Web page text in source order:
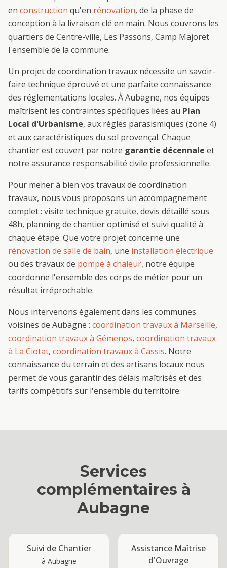
en construction qu'en rénovation, de la phase de
conception à la livraison clé en main. Nous couvrons les
quartiers de Centre-ville, Les Passons, Camp Majoret
l'ensemble de la commune.
Un projet de coordination travaux nécessite un savoir-
faire technique éprouvé et une parfaite connaissance
des réglementations locales. ÀAubagne, nos équipes
maîtrisent les contraintes spécifiques liées au Plan
Local d'Urbanisme, aux règles parasismiques (zone 4)
et aux caractéristiques du sol provençal. Chaque
chantier est couvert par notre garantie décennale et
notre assurance responsabilité civile professionnelle.
Pour mener à bien vos travaux de coordination
travaux, nous vous proposons un accompagnement
complet : visite technique gratuite, devis détaillé sous
48h, planning de chantier optimisé et suivi qualité à
chaque étape. Que votre projet concerne une
rénovation de salle de bain, une installation électrique
ou des travaux de pompe à chaleur, notre équipe
coordonne l'ensemble des corps de métier pour un
résultat irréprochable.
Nous intervenons également dans les communes
voisines de Aubagne : coordination travauxà Marseille,
coordination travauxà Gémenos, coordination travaux
à La Ciotat, coordination travauxà Cassis. Notre
connaissance du terrain et des artisans locaux nous
permet de vous garantir des délais maîtrisés et des
tarifs compétitifs sur l'ensemble du territoire.
Services
complémentaires à
Aubagne
Suivi de Chantier
à Aubagne
Assistance Maîtrise
d'Ouvrage